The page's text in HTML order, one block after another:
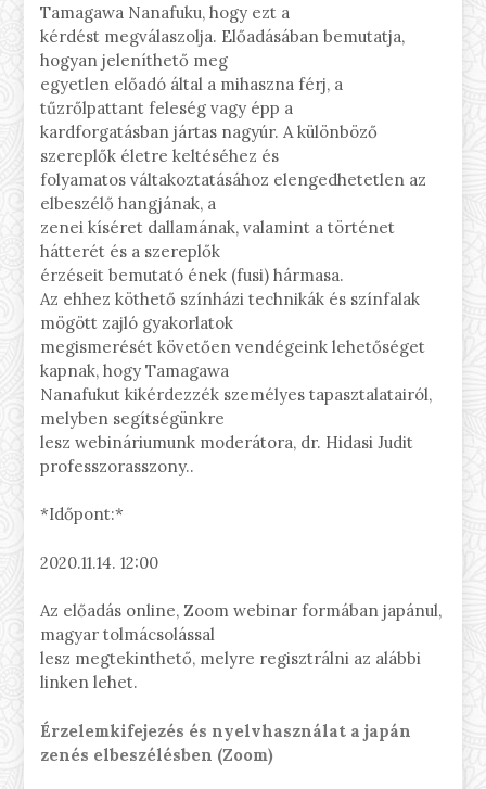
Tamagawa Nanafuku, hogy ezt a
kérdést megválaszolja. Előadásában bemutatja,
hogyan jeleníthető meg
egyetlen előadó által a mihaszna férj, a
tűzrőlpattant feleség vagy épp a
kardforgatásban jártas nagyúr. A különböző
szereplők életre keltéséhez és
folyamatos váltakoztatásához elengedhetetlen az
elbeszélő hangjának, a
zenei kíséret dallamának, valamint a történet
hátterét és a szereplők
érzéseit bemutató ének (fusi) hármasa.
Az ehhez köthető színházi technikák és színfalak
mögött zajló gyakorlatok
megismerését követően vendégeink lehetőséget
kapnak, hogy Tamagawa
Nanafukut kikérdezzék személyes tapasztalatairól,
melyben segítségünkre
lesz webináriumunk moderátora, dr. Hidasi Judit
professzorasszony..
*Időpont:*
2020.11.14. 12:00
Az előadás online, Zoom webinar formában japánul,
magyar tolmácsolással
lesz megtekinthető, melyre regisztrálni az alábbi
linken lehet.
Érzelemkifejezés és nyelvhasználat a japán
zenés elbeszélésben (Zoom)